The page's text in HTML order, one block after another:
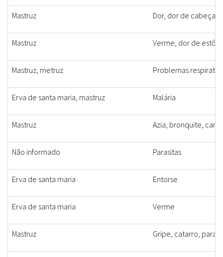
Mastruz Dor, dor de cabeça,
Mastruz Verme, dor de
Mastruz, metruz Problemas
Erva de santa maria, mastruz Malária
Mastruz Azia, bronquite,
Não informado Parasitas
Erva de santa maria Entorse
Erva de santa maria Verme
Mastruz Gripe, catarro,